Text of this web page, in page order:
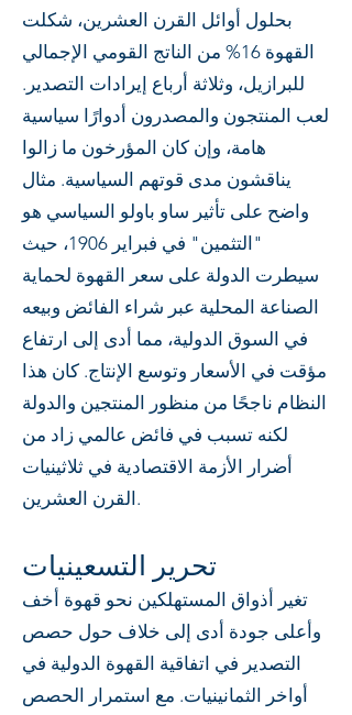
بحلول أوائل القرن العشرين، شكلت
القهوة 16% من الناتج القومي الإجمالي
للبرازيل، وثلاثة أرباع إيرادات التصدير.
لعب المنتجون والمصدرون أدوارًا سياسية
هامة، وإن كان المؤرخون ما زالوا
يناقشون مدى قوتهم السياسية. مثال
واضح على تأثير ساو باولو السياسي هو
"التثمين" في فبراير 1906، حيث
سيطرت الدولة على سعر القهوة لحماية
الصناعة المحلية عبر شراء الفائض وبيعه
في السوق الدولية، مما أدى إلى ارتفاع
مؤقت في الأسعار وتوسع الإنتاج. كان هذا
النظام ناجحًا من منظور المنتجين والدولة
لكنه تسبب في فائض عالمي زاد من
أضرار الأزمة الاقتصادية في ثلاثينيات
القرن العشرين.
تحرير التسعينيات
تغير أذواق المستهلكين نحو قهوة أخف
وأعلى جودة أدى إلى خلاف حول حصص
التصدير في اتفاقية القهوة الدولية في
أواخر الثمانينيات. مع استمرار الحصص